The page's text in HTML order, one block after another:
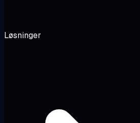
Løsninger